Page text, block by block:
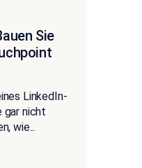
Sie
LinkedIn-
gar nicht
wie...